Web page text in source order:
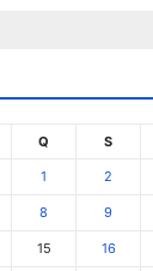
Q S
1 2
8 9
15 16